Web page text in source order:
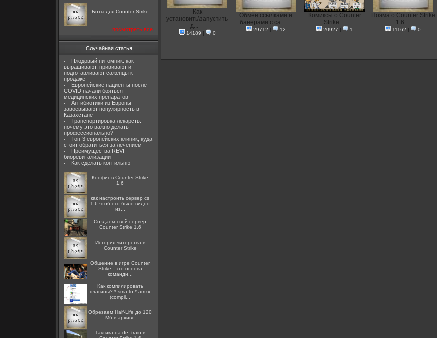
Боты для Counter Strike
посмотреть все
Случайная статья
Плодовый питомник: как
выращивают, прививают и
подготавливают саженцы к
продаже
Европейские пациенты после
COVID начали бояться
медицинских препаратов
Антибиотики из Европы
завоевывают популярность в
Казахстане
Транспортировка лекарств:
почему это важно делать
профессионально?
Топ-3 европейских клиник, куда
стоит обратиться за лечением
Преимущества REVI
биоревитализации
Как сделать коптильню
Конфиг в Counter Strike
1.6
как настроить сервер cs
1.6 чтоб его было видно
из...
Создаем свой сервер
Counter Strike 1.6
История читерства в
Counter Strike
Общение в игре Counter
Strike - это основа
командн...
Как компилировать
плагины? *.sma to *.amxx
(compil...
Обрезаем Half-Life до 120
Мб в архиве
Тактика на de_train в
Как
установить\запустить
д...
14189 | 0
Oбмен ссылками и
банерами с са...
29712 | 12
Комиксы о Counter
Strike
20927 | 1
Поэма о Counter Strike
1.6
11162 | 0